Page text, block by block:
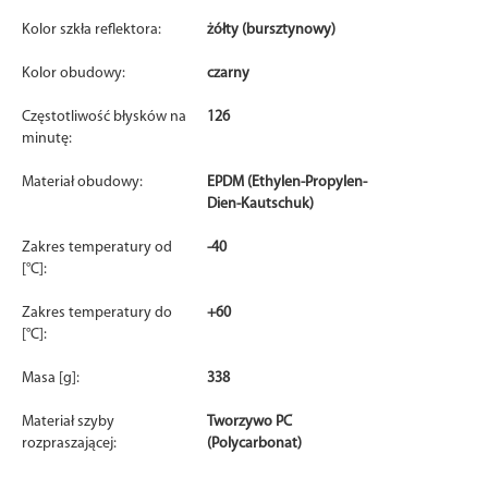
Kolor szkła reflektora: żółty (bursztynowy)
Kolor obudowy: czarny
Częstotliwość błysków na
minutę:
126
Materiał obudowy:
EPDM (Ethylen-Propylen-
Dien-Kautschuk)
Zakres temperatury od
[°C]:
-40
Zakres temperatury do
[°C]:
+60
Masa [g]: 338
Materiał szyby
rozpraszającej:
Tworzywo PC
(Polycarbonat)